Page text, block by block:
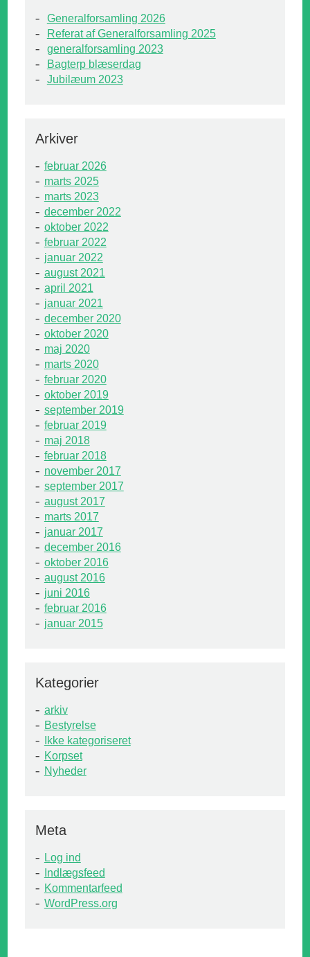
Generalforsamling 2026
Referat af Generalforsamling 2025
generalforsamling 2023
Bagterp blæserdag
Jubilæum 2023
Arkiver
februar 2026
marts 2025
marts 2023
december 2022
oktober 2022
februar 2022
januar 2022
august 2021
april 2021
januar 2021
december 2020
oktober 2020
maj 2020
marts 2020
februar 2020
oktober 2019
september 2019
februar 2019
maj 2018
februar 2018
november 2017
september 2017
august 2017
marts 2017
januar 2017
december 2016
oktober 2016
august 2016
juni 2016
februar 2016
januar 2015
Kategorier
arkiv
Bestyrelse
Ikke kategoriseret
Korpset
Nyheder
Meta
Log ind
Indlægsfeed
Kommentarfeed
WordPress.org